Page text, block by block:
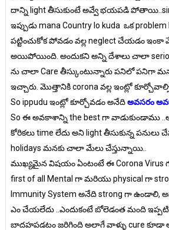
దాన్ని light తీసుకుంటే అవ్వే భయపడి
ఇప్పుడు mana Country lo kuda ఒక
పట్టించుకోక పోవడం వల్ల neglect చేయడం ఇంకా
అయిపోయింది. అందుకని అన్ని దేశాలు చాలా
ను చాలా Care తీస్కుంటున్నారు పనిలో పనిగా
ఇచ్చారు. మొత్తానికి corona వల్ల ఇంట్లో
So ippudu ఇంట్లో కూర్చోవడం అనేదిఅవసరం
So ఈ అవకాశాన్ని the best గా వాడుకుండాము
కోరికలు time లేదు అని light తీసుకున్న పనులు
holidays మనకు చాలా మేలు చేస్తున్నాయి..
ముఖ్యమైన విషయం ఏంటంటే ఈ Corona
first of all Mental గా మరియు physical గా
Immunity System అనేది strong గా ఉండాలి,
ఎం చేయలేదు ..ఎందుకంటే బోలెడంత మంది
బాదహపడటం జరిగింది అలాగే వాళ్ళు cure కూడా